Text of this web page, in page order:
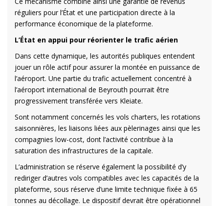
réguliers pour l’État et une participation directe à la
performance économique de la plateforme.
L’État en appui pour réorienter le trafic aérien
Dans cette dynamique, les autorités publiques entendent
jouer un rôle actif pour assurer la montée en puissance de
l’aéroport. Une partie du trafic actuellement concentré à
l’aéroport international de Beyrouth pourrait être
progressivement transférée vers Kleiate.
Sont notamment concernés les vols charters, les rotations
saisonnières, les liaisons liées aux pèlerinages ainsi que les
compagnies low-cost, dont l’activité contribue à la
saturation des infrastructures de la capitale.
L’administration se réserve également la possibilité d’y
rediriger d’autres vols compatibles avec les capacités de la
plateforme, sous réserve d’une limite technique fixée à 65
tonnes au décollage. Le dispositif devrait être opérationnel